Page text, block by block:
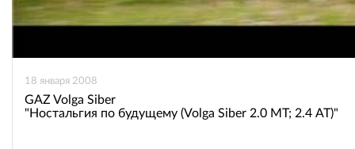
18 января 2008
GAZ Volga Siber
"Ностальгия по будущему (Volga Siber 2.0 МТ; 2.4 АТ)"